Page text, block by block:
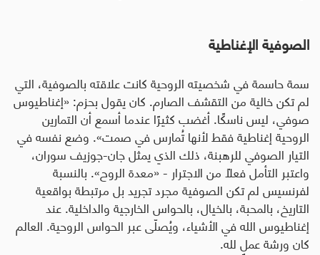
الصوفية الإغناطية
سمة حاسمة في شخصيته الروحية كانت علاقته بالصوفية، التي
لم تكن خالية من التقشف الصارم. كان يقول بحزم: «إغناطيوس
صوفي، ليس ناسكًا. أغضب كثيرًا عندما أسمع أن التمارين
الروحية إغناطية فقط لأنها تُمارس في صمت». وضع نفسه في
التيار الصوفي للرهبنة، ذلك الذي يمثل جان-جوزيف سوران،
واعتبر التأمل فعلًا من الاجترار - «معدة الروح». بالنسبة
لفرنسيس لم تكن الصوفية مجرد تجريد بل مرتبطة بواقعية
التاريخ، بالمحبة، بالخيال، بالحواس الخارجية والداخلية. عند
إغناطيوس الله في الأشياء، ويُصلّى عبر الحواس الروحية. العالم
كان ورشة عملٍ لله.